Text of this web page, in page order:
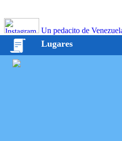
Un pedacito de
Lugares